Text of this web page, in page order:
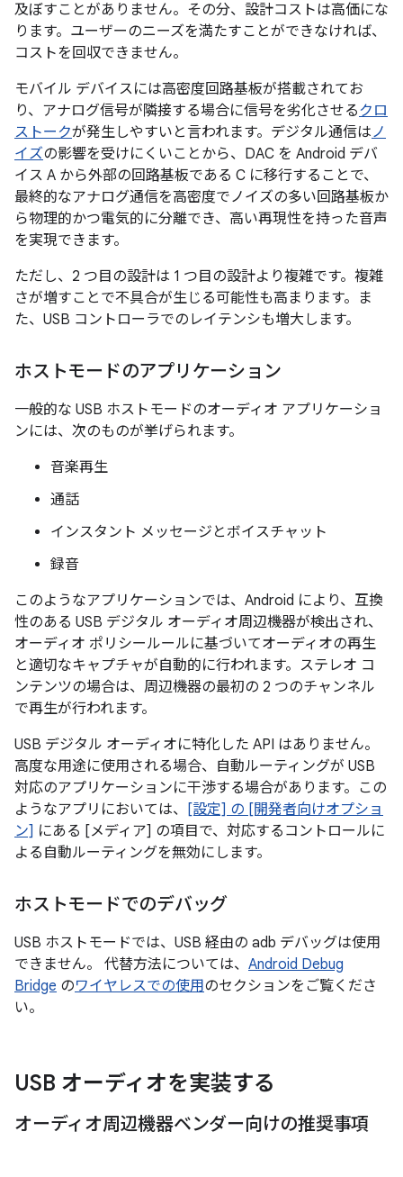
及ぼすことがありません。その分、設計コストは高価にな
ります。ユーザーのニーズを満たすことができなければ、
コストを回収できません。
モバイル デバイスには高密度回路基板が搭載されてお
り、アナログ信号が隣接する場合に信号を劣化させるクロ
ストークが発生しやすいと言われます。デジタル通信はノ
イズの影響を受けにくいことから、DAC を Android デバ
イス A から外部の回路基板である C に移行することで、
最終的なアナログ通信を高密度でノイズの多い回路基板か
ら物理的かつ電気的に分離でき、高い再現性を持った音声
を実現できます。
ただし、2 つ目の設計は 1 つ目の設計より複雑です。複雑
さが増すことで不具合が生じる可能性も高まります。ま
た、USB コントローラでのレイテンシも増大します。
ホストモードのアプリケーション
一般的な USB ホストモードのオーディオ アプリケーショ
ンには、次のものが挙げられます。
音楽再生
通話
インスタント メッセージとボイスチャット
録音
このようなアプリケーションでは、Android により、互換
性のある USB デジタル オーディオ周辺機器が検出され、
オーディオ ポリシールールに基づいてオーディオの再生
と適切なキャプチャが自動的に行われます。ステレオ コ
ンテンツの場合は、周辺機器の最初の 2 つのチャンネル
で再生が行われます。
USB デジタル オーディオに特化した API はありません。
高度な用途に使用される場合、自動ルーティングが USB
対応のアプリケーションに干渉する場合があります。この
ようなアプリにおいては、
[設定] の [開発者向けオプショ
ン] にある [メディア] の項目で、対応するコントロールに
よる自動ルーティングを無効にします。
ホストモードでのデバッグ
USB ホストモードでは、USB 経由の adb デバッグは使用
できません。 代替方法については、 Android Debug
Bridge のワイヤレスでの使用のセクションをご覧くださ
い。
USB オーディオを実装する
オーディオ周辺機器ベンダー向けの推奨事項